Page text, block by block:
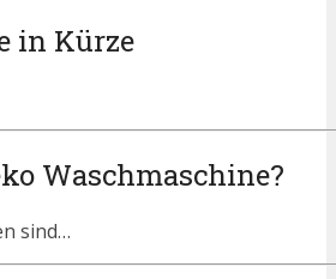
in Kürze
Waschmaschine?
sind…